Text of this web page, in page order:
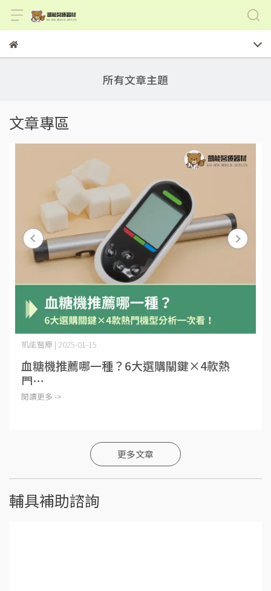
所有文章主題
文章專區
凱能醫療 | 2025-01-15
血糖機推薦哪一種？6大選購關鍵×4款熱
門⋯
閱讀更多 ->
更多文章
輔具補助諮詢